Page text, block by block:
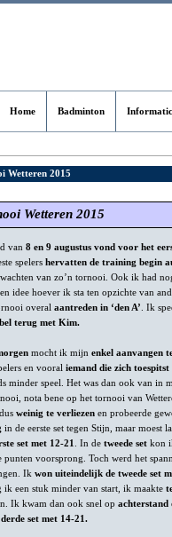
Home Badminton
Wetteren 2015
Wetteren 2015
van 8 en 9 augustus vond voor het
spelers hervatten de training begin
van zo’n tornooi. Ook ik had
idee hoever ik sta ten opzichte van
overal aantreden in ‘den A’ . Ik
terug met Kim.
mocht ik mijn enkel aanvangen
en vooral iemand die zich toespitst
minder speel. Het was dan ook van in
nota bene op het tornooi van
weinig te verliezen en probeerde
in de eerste set tegen Stijn, maar moest
set met 12-21
. In de tweede set kon
punten voorsprong. Toch werd het
Ik won uiteindelijk de tweede set
ik een stuk minder van start, ik maakte
Ik kwam dan ook snel op achterstand
set met 14-21.